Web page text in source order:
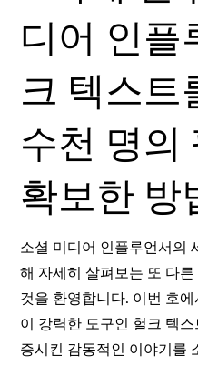
디어 인플
크 텍스트
수천 명의
확보한 방
소셜 미디어 인플루언서의
해 자세히 살펴보는 또 다
것을 환영합니다. 이번 호
이 강력한 도구인 헐크 텍
증시킨 감동적인 이야기를